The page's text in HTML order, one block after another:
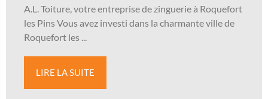
A.L. Toiture, votre entreprise de zinguerie à Roquefort
les Pins Vous avez investi dans la charmante ville de
Roquefort les ...
LIRE LA SUITE